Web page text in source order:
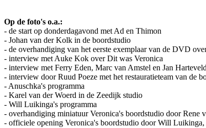
Op de foto's o.a.:
- de start op donderdagavond met Ad en Thimon
- Johan van der Kolk in de boordstudio
- de overhandiging van het eerste exemplaar van de DVD
- interview met Auke Kok over Dit was Veronica
- interview met Ferry Eden, Marc van Amstel en Jan
- interview door Ruud Poeze met het restauratieteam van de
- Anuschka's programma
- Karel van der Woerd in de Zeedijk studio
- Will Luikinga's programma
- overhandiging miniatuur Veronica's boordstudio door Rene
- officiele opening Veronica's boordstudio door Will Luikinga,